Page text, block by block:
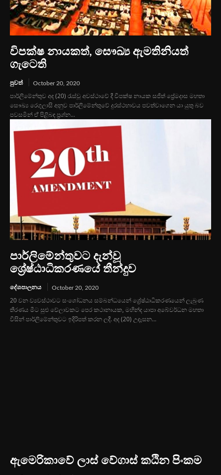
විපක්ෂ නායකත්, සෞඛ්‍ය ඇමතිනියත්
ගැටෙති
පුවත් October 20, 2020
පාර්ලිමේන්තුව අද (20) රැස්වූ අවස්ථාවේ දී විපක්ෂ නායක සජිත් ප්‍රේමදාස මහතා
සෞඛ්‍ය රෙගුලාසි අනුව පාර්ලිමේන්තුවේ දුරස්ථභාවය පවත්වාගෙන යා යුතු බව
පවසමින් ඒ් පිළිබඳ ප්‍රශ්න...
පාර්ලිමේන්තුවට දැන්වූ
ශ්‍රේෂ්ඨාධිකරණයේ තීන්දුව
දේශපාලනය October 20, 2020
20 වන ව්‍යවස්ථාවට සංශෝධනය සම්බන්ධයෙන් ශ්‍රේෂ්ඨාධිකරණයෙන් ලැබුණ
තීරණය මීට සුළු වේලාවකට පෙර කථානායක, මහින්ද යාපා අබේවර්ධන මහතා
විසින් පාර්ලිමේන්තුවට ඉදිරිපත් කරන ලදී. අද (20) උදෑසන...
ඇමෙරිකාවේ ලාස් වේගාස් කඨින පිංකම